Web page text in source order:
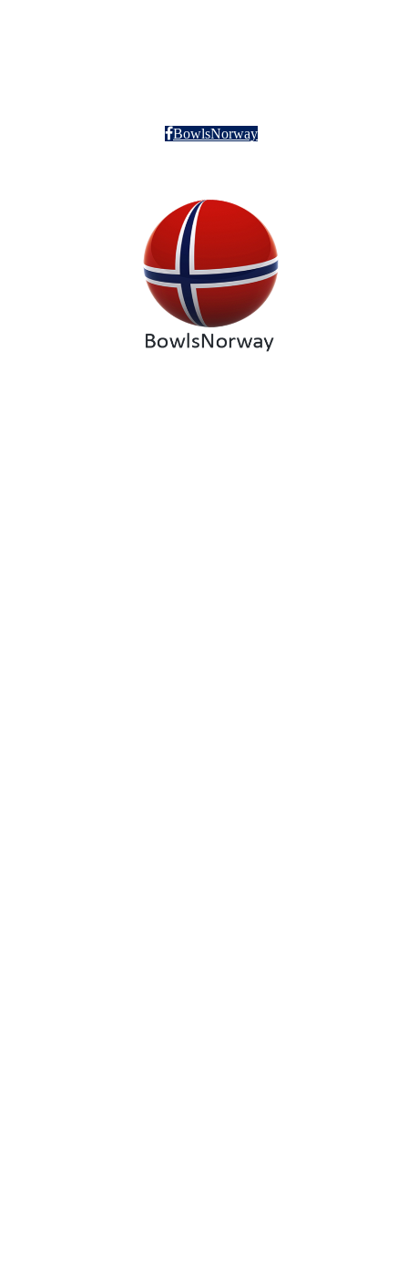
BowlsNorway